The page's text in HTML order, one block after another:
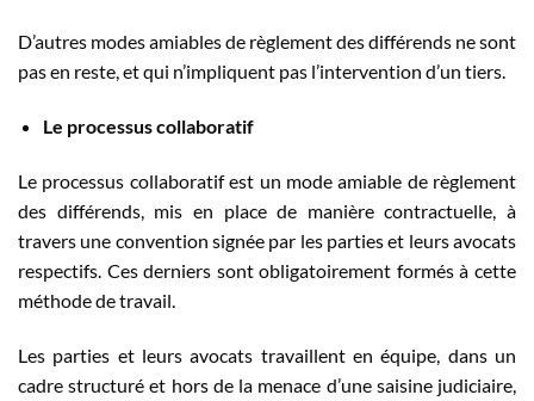
D’autres modes amiables de règlement des différends ne sont
pas en reste, et qui n’impliquent pas l’intervention d’un tiers.
Le processus collaboratif
Le processus collaboratif est un mode amiable de règlement
des différends, mis en place de manière contractuelle, à
travers une convention signée par les parties et leurs avocats
respectifs. Ces derniers sont obligatoirement formés à cette
méthode de travail.
Les parties et leurs avocats travaillent en équipe, dans un
cadre structuré et hors de la menace d’une saisine judiciaire,